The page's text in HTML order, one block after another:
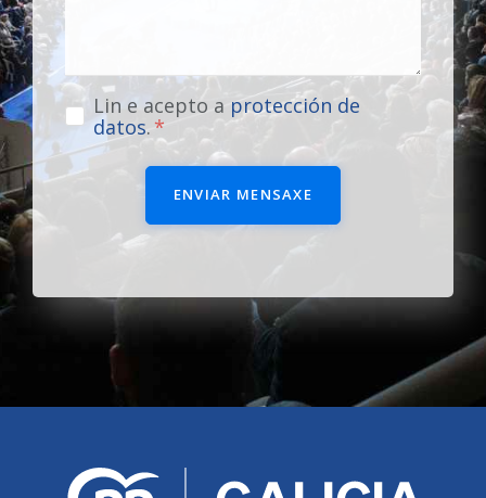
Lin e acepto a protección de
datos.
ENVIAR MENSAXE